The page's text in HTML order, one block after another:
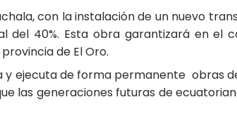
con la instalación de un nuevo
40%. Esta obra garantizará en el
de El Oro.
y ejecuta de forma permanente obras
las generaciones futuras de